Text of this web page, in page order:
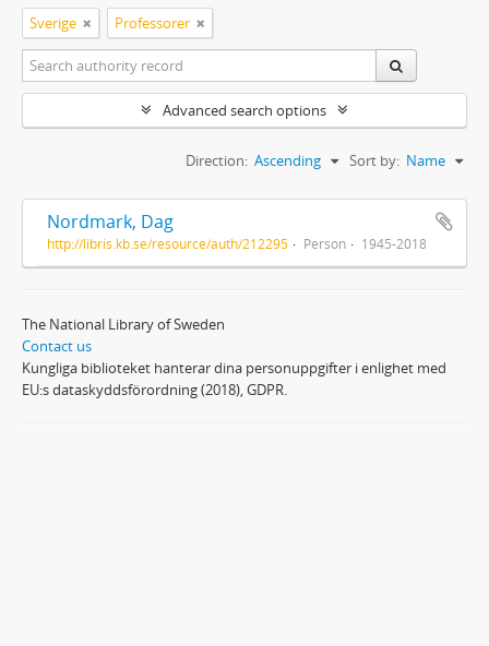
Sverige Professorer
Advanced search options
Sort by: Name
Direction: Ascending
Nordmark, Dag
http://libris.kb.se/resource/auth/212295 Person 1945-2018
The National Library of Sweden
Contact us
Kungliga biblioteket hanterar dina personuppgifter i enlighet med
EU:s dataskyddsförordning (2018), GDPR.